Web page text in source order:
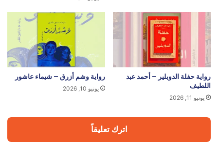
رواية حفلة الدوبلير – أحمد عبد
اللطيف
يونيو 11, 2026
رواية وشم أزرق – شيماء عاشور
يونيو 10, 2026
اترك تعليقاً